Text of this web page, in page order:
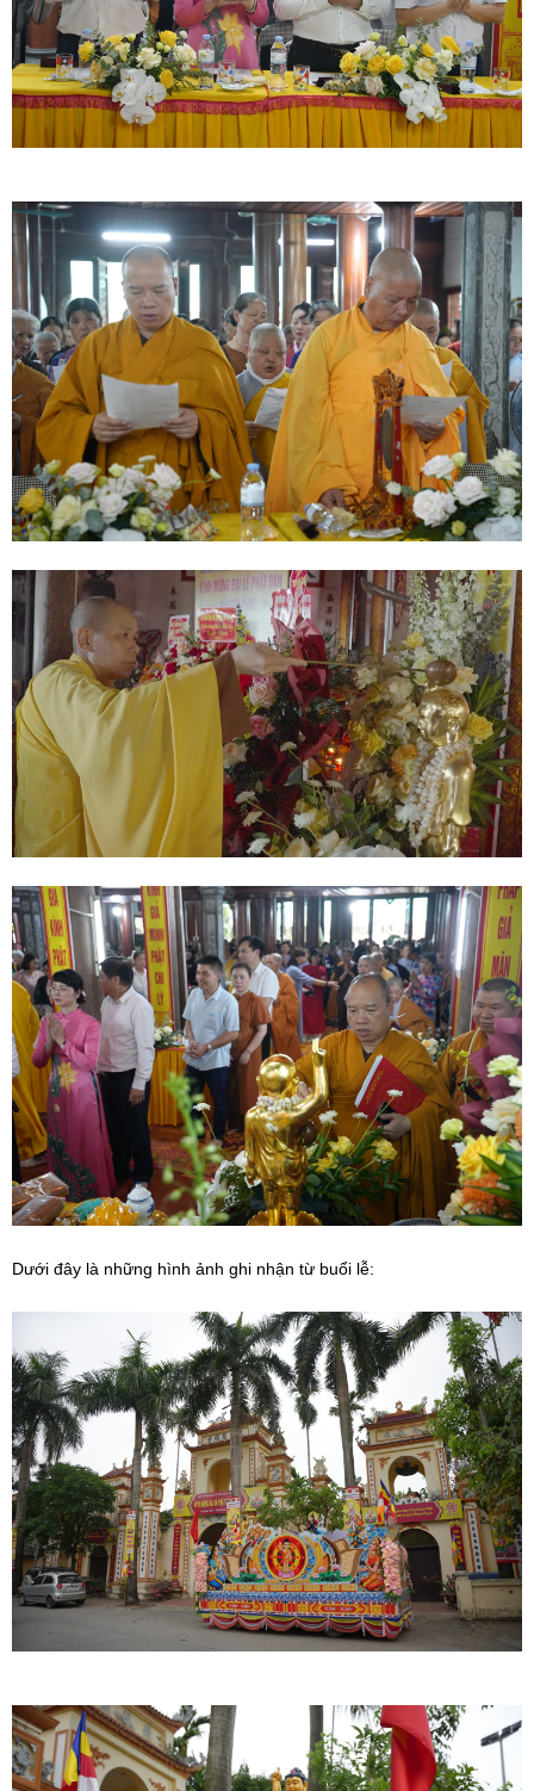
Dưới đây là những hình ảnh ghi nhận từ buổi lễ: